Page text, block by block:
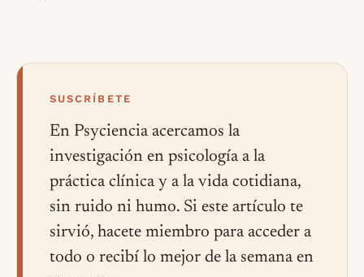
SUSCRÍBETE
En Psyciencia acercamos la
investigación en psicología a la
práctica clínica y a la vida cotidiana,
sin ruido ni humo. Si este artículo te
sirvió, hacete miembro para acceder a
todo o recibí lo mejor de la semana en